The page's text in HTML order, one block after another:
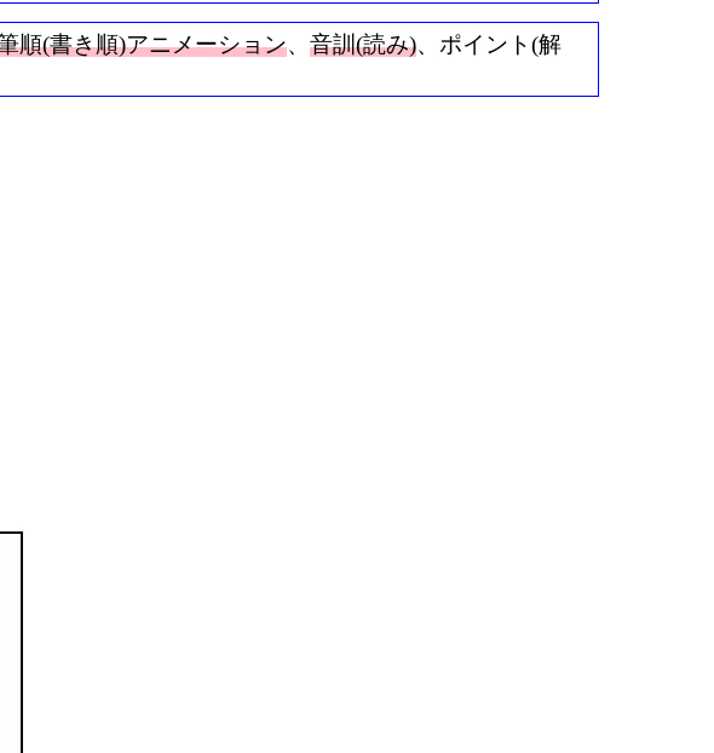
順(書き順)アニメーション、 音訓(読み)、ポイント(解